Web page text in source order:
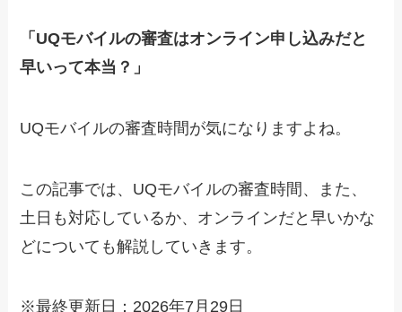
「UQモバイルの審査はオンライン申し込みだと
早いって本当？」
UQモバイルの審査時間が気になりますよね。
この記事では、UQモバイルの審査時間、また、
土日も対応しているか、オンラインだと早いかな
どについても解説していきます。
※最終更新日：2026年7月29日